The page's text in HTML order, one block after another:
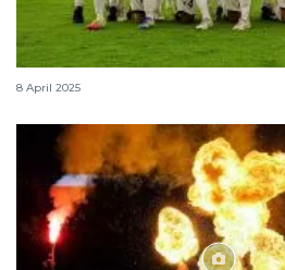
Bingkisan lebaran yang cantik
8 April 2025